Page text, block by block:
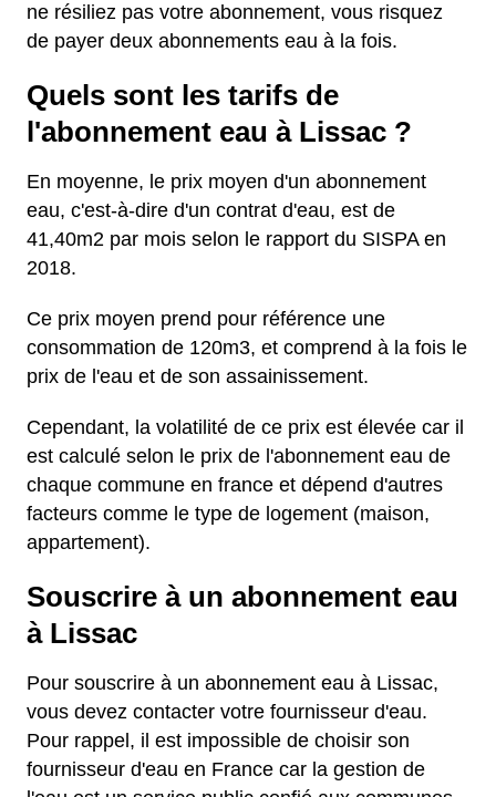
ne résiliez pas votre abonnement, vous risquez
de payer deux abonnements eau à la fois.
Quels sont les tarifs de
l'abonnement eau à Lissac ?
En moyenne, le prix moyen d'un abonnement
eau, c'est-à-dire d'un contrat d'eau, est de
41,40m2 par mois selon le rapport du SISPA en
2018.
Ce prix moyen prend pour référence une
consommation de 120m3, et comprend à la fois le
prix de l'eau et de son assainissement.
Cependant, la volatilité de ce prix est élevée car il
est calculé selon le prix de l'abonnement eau de
chaque commune en france et dépend d'autres
facteurs comme le type de logement (maison,
appartement).
Souscrire à un abonnement eau
à Lissac
Pour souscrire à un abonnement eau à Lissac,
vous devez contacter votre fournisseur d'eau.
Pour rappel, il est impossible de choisir son
fournisseur d'eau en France car la gestion de